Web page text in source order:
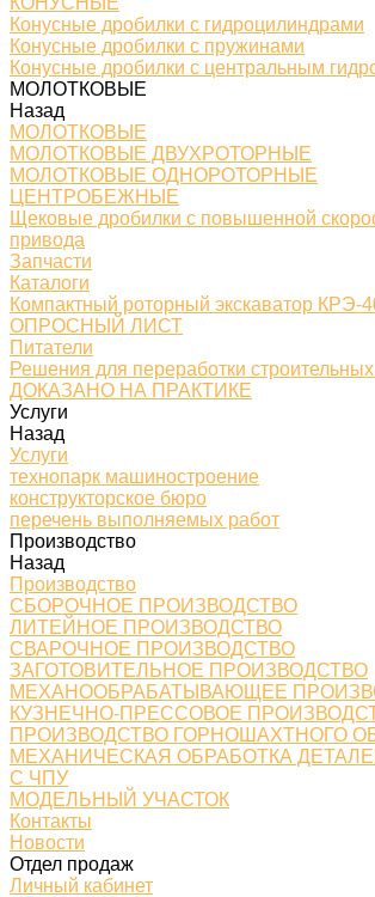
Конусные дробилки с гидроцилиндрами
Конусные дробилки с пружинами
Конусные дробилки с центральным
МОЛОТКОВЫЕ
Назад
МОЛОТКОВЫЕ
МОЛОТКОВЫЕ ДВУХРОТОРНЫЕ
МОЛОТКОВЫЕ ОДНОРОТОРНЫЕ
ЦЕНТРОБЕЖНЫЕ
Щековые дробилки с повышенной
привода
Запчасти
Каталоги
Компактный роторный экскаватор КРЭ-
ОПРОСНЫЙ ЛИСТ
Питатели
Решения для переработки
ДОКАЗАНО НА ПРАКТИКЕ
Услуги
Назад
Услуги
технопарк машиностроение
конструкторское бюро
перечень выполняемых работ
Производство
Назад
Производство
СБОРОЧНОЕ ПРОИЗВОДСТВО
ЛИТЕЙНОЕ ПРОИЗВОДСТВО
СВАРОЧНОЕ ПРОИЗВОДСТВО
ЗАГОТОВИТЕЛЬНОЕ ПРОИЗВОДСТВО
МЕХАНООБРАБАТЫВАЮЩЕЕ
КУЗНЕЧНО-ПРЕССОВОЕ
ПРОИЗВОДСТВО ГОРНОШАХТНОГО
МЕХАНИЧЕСКАЯ ОБРАБОТКА
С ЧПУ
МОДЕЛЬНЫЙ УЧАСТОК
Контакты
Новости
Отдел продаж
Личный кабинет